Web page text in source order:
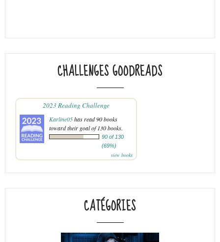
CHALLENGES GOODREADS
2023 Reading Challenge
Karline05has read 90 books
toward their goal of 130 books.
90 of 130
(69%)
view books
CATÉGORIES